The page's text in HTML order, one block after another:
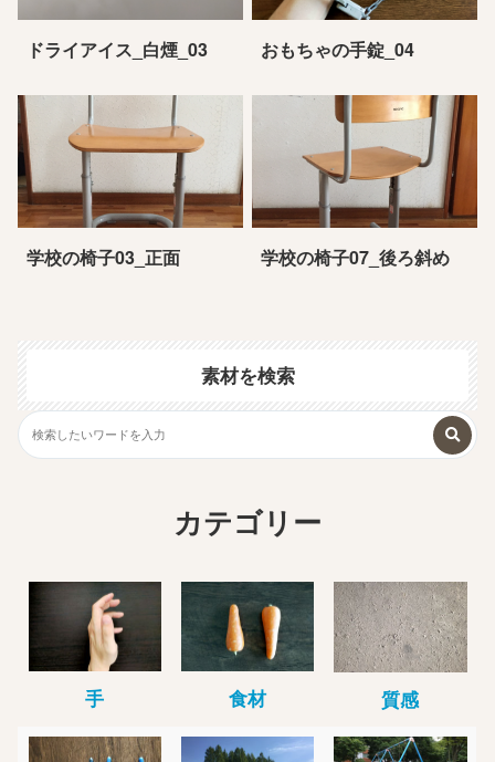
ドライアイス_白煙_03 おもちゃの手錠_04
学校の椅子03_正面 学校の椅子07_後ろ斜め
素材を検索
カテゴリー
手 食材 質感